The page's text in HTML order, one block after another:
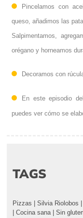
Pincelamos con
queso, añadimos las
Salpimentamos,
orégano y horneamos
Decoramos con
En este episodio
puedes ver cómo se
TAGS
Pizzas Silvia Riolobos
Cocina sana Sin